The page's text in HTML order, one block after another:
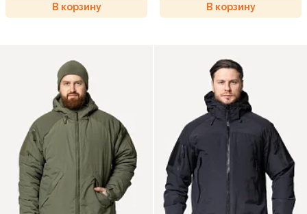
В корзину В корзину